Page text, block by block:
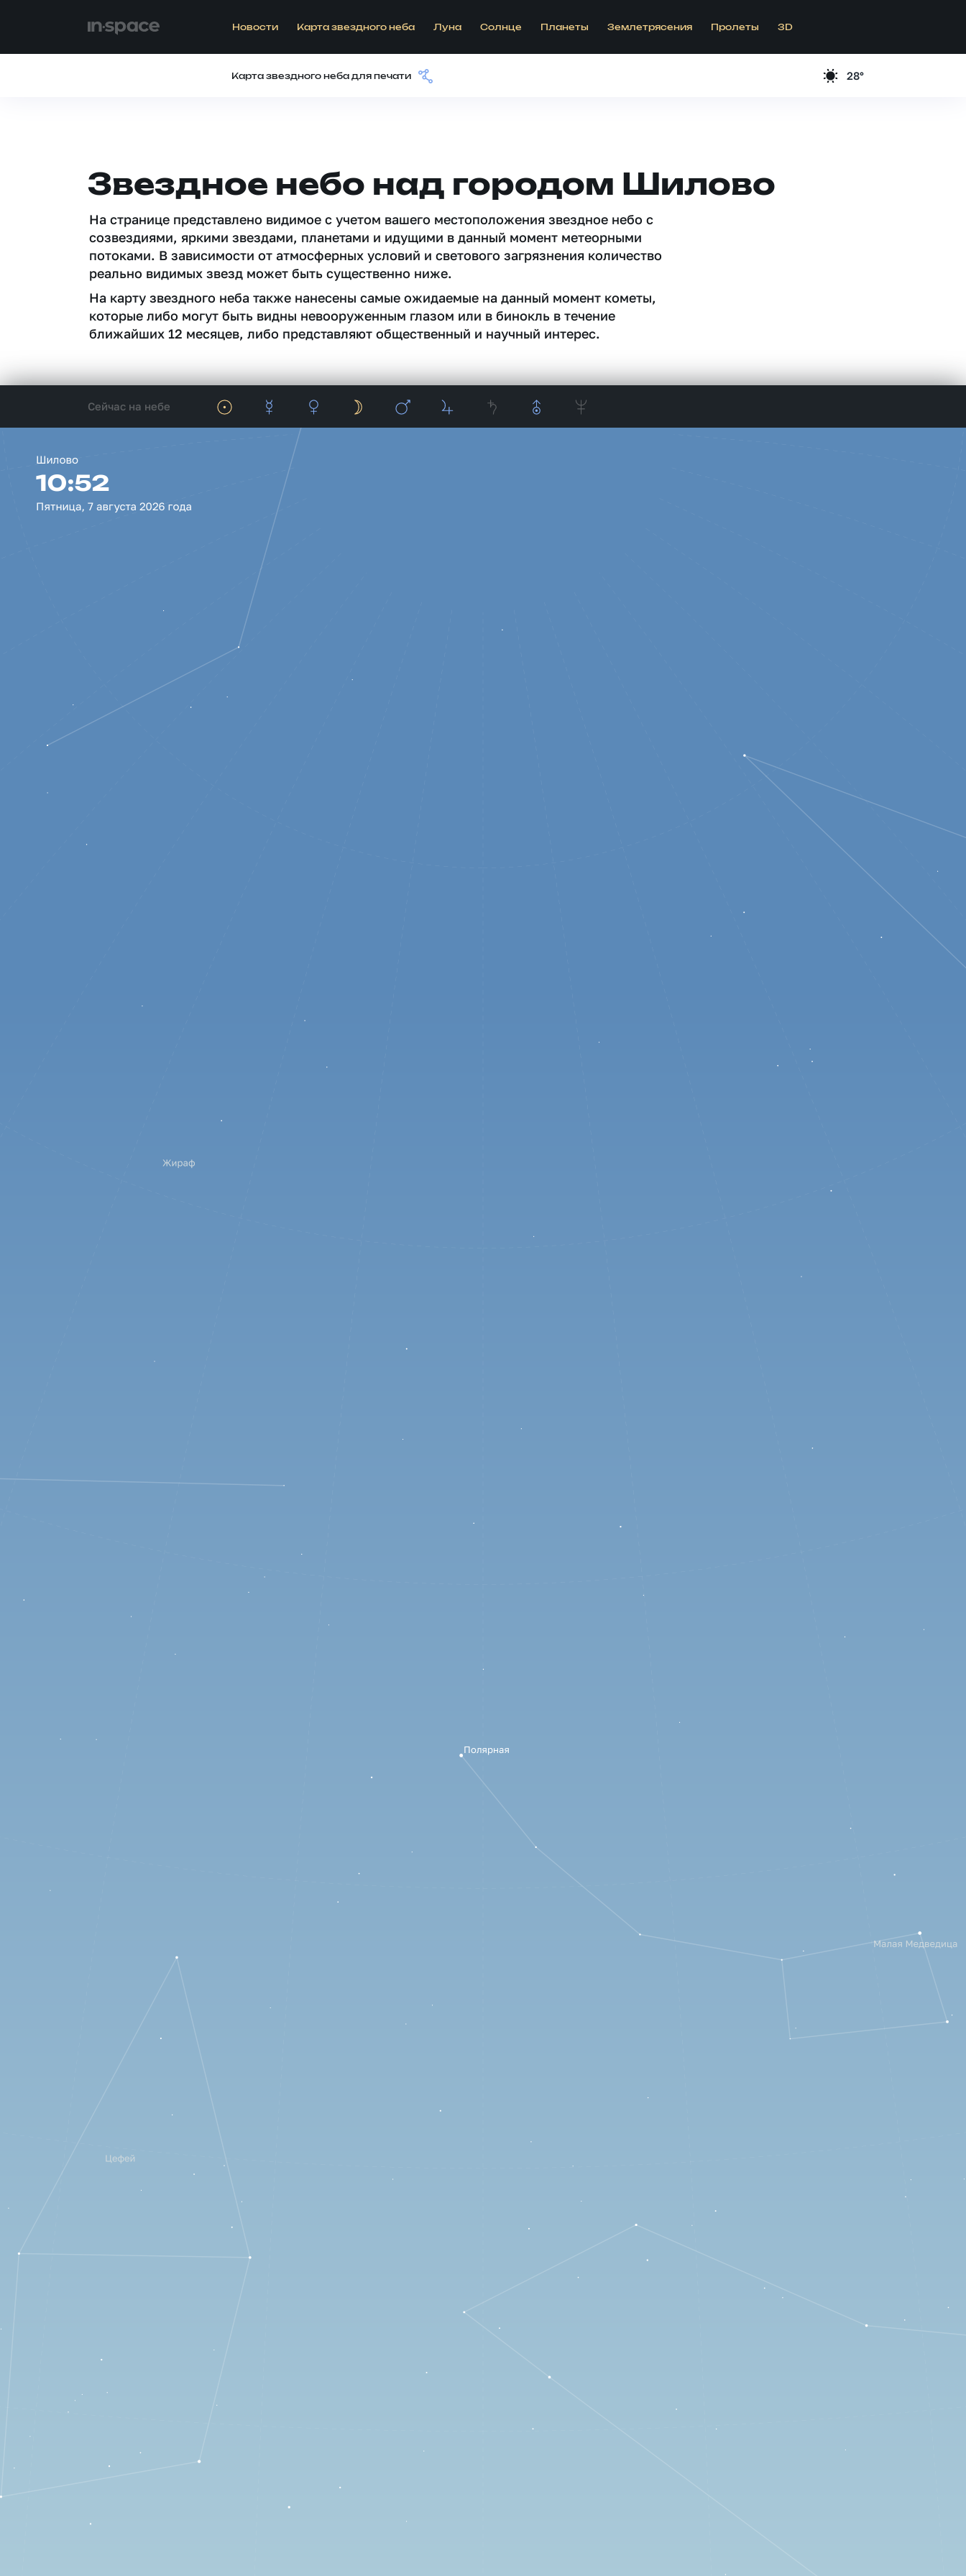
Новости Карта звездного неба Луна Солнце Планеты Землетрясения Пролеты 3D
Карта звездного неба для печати 28°
Звездное небо над городом Шилово
На странице представлено видимое c учетом вашего местоположения звездное небо c
созвездиями, яркими звездами, планетами и идущими в данный момент метеорными
потоками. В зависимости от атмосферных условий и светового загрязнения количество
реально видимых звезд может быть существенно ниже.
На карту звездного неба также нанесены самые ожидаемые на данный момент кометы,
которые либо могут быть видны невооруженным глазом или в бинокль в течение
ближайших 12 месяцев, либо представляют общественный и научный интерес.
Сейчас на небе